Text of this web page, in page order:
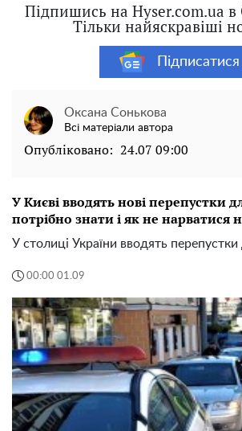
Підпишись на Hyser.com.ua в
Тільки найяскравіші
Підписатися
Оксана Сонькова
Всі матеріали автора
Опубліковано: 24.07 09:00
У Києві вводять нові перепустки
потрібно знати і як не нарватися
У столиці України вводять перепустки
00:00 01.09